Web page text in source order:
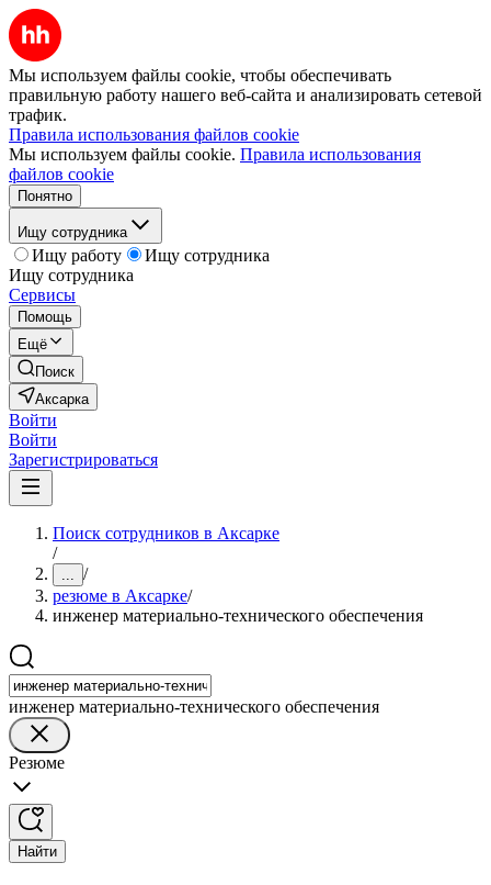
Мы используем файлы cookie, чтобы обеспечивать
правильную работу нашего веб-сайта и анализировать сетевой
трафик.
Правила использования файлов cookie
Мы используем файлы cookie. Правила использования
файлов cookie
Понятно
Ищу сотрудника
Ищу работу
Ищу сотрудника
Ищу сотрудника
Сервисы
Помощь
Ещё
Поиск
Аксарка
Войти
Войти
Зарегистрироваться
Поиск сотрудников в Аксарке
/
... /
резюме в Аксарке/
инженер материально-технического обеспечения
инженер материально-технического обеспечения
Резюме
Найти